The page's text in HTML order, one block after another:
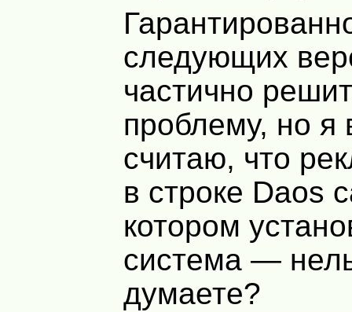
следующих
частично
проблему, но я
считаю, что
в строке Daos
котором
система —
думаете?